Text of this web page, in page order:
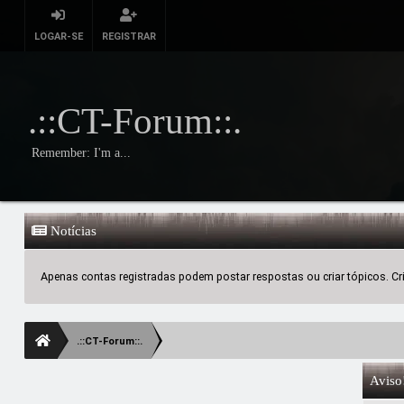
LOGAR-SE REGISTRAR
.::CT-Forum::.
Remember: I'm a...
Notícias
Apenas contas registradas podem postar respostas ou criar tópicos.
.::CT-Forum::.